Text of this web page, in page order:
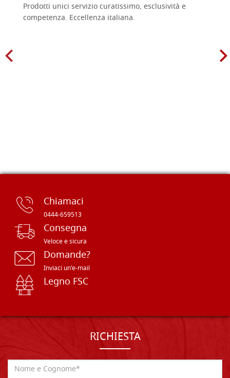
Prodotti unici servizio curatissimo, esclusività e
competenza. Eccellenza italiana.
Chiamaci
0444-659513
Consegna
Veloce e sicura
Domande?
Inviaci un'e-mail
Legno FSC
RICHIESTA